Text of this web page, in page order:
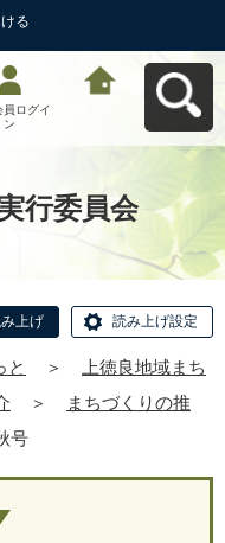
る
員ログイ
ン
行委員会
上げ 読み上げ設定
と ＞
上徳良地域まち
＞
まちづくりの推
号